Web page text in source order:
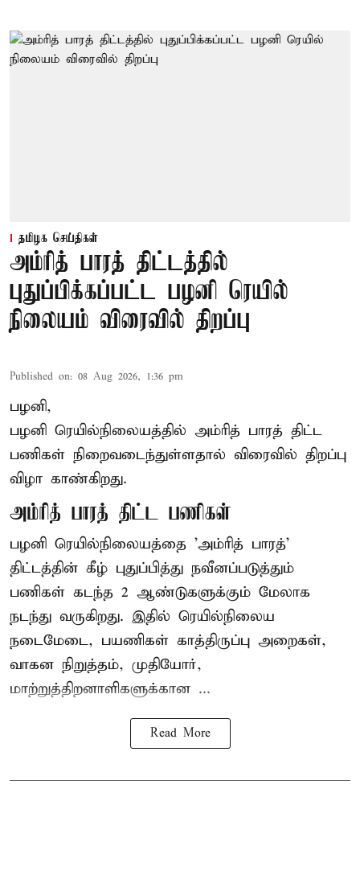
தமிழக செய்திகள்
அம்ரித் பாரத் திட்டத்தில்
புதுப்பிக்கப்பட்ட பழனி ரெயில்
நிலையம் விரைவில் திறப்பு
Published on: 08 Aug 2026, 1:36 pm
பழனி,
பழனி ரெயில்நிலையத்தில் அம்ரித் பாரத் திட்ட
பணிகள் நிறைவடைந்துள்ளதால் விரைவில் திறப்பு
விழா காண்கிறது.
அம்ரித் பாரத் திட்ட பணிகள்
பழனி ரெயில்நிலையத்தை 'அம்ரித் பாரத்'
திட்டத்தின் கீழ் புதுப்பித்து நவீனப்படுத்தும்
பணிகள் கடந்த 2 ஆண்டுகளுக்கும் மேலாக
நடந்து வருகிறது. இதில் ரெயில்நிலைய
நடைமேடை, பயணிகள் காத்திருப்பு அறைகள்,
வாகன நிறுத்தம், முதியோர்,
மாற்றுத்திறனாளிகளுக்கான ...
Read More